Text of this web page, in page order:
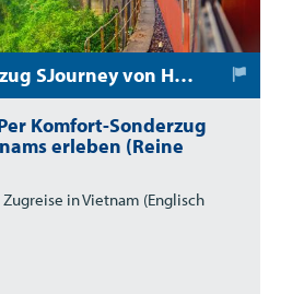
Mit dem Sonderzug SJourney von Hanoi nach Saigon
Komfort-Sonderzug
erleben (Reine
in Vietnam (Englisch